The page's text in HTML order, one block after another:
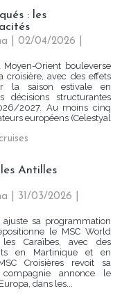
: les
| 02/04/2026
Moyen-Orient bouleverse
croisière, avec des effets
la saison estivale en
décisions structurantes
2027. Au moins cinq
européens (Celestyal
Antilles
| 31/03/2026
sa programmation
le MSC World
Caraïbes, avec des
en Martinique et en
Croisières revoit sa
annonce le
dans les...